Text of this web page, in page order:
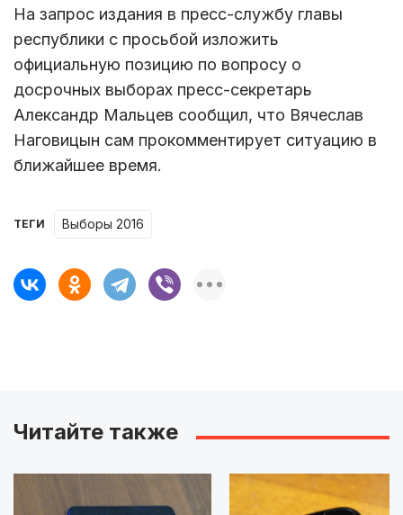
На запрос издания в пресс-службу главы
республики с просьбой изложить
официальную позицию по вопросу о
досрочных выборах пресс-секретарь
Александр Мальцев сообщил, что Вячеслав
Наговицын сам прокомментирует ситуацию в
ближайшее время.
ТЕГИ Выборы 2016
Читайте также